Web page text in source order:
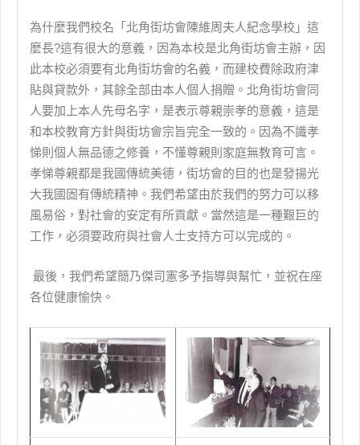
為什麼我們校名「北角街坊會陳維周夫人紀念學校」這
麼長?這有很大的意義，因為本校是北角街坊會主辦，因
此本校必須要有北角街坊會的名義，而建校費除政府津
貼與貸款外，其餘全部由本人個人捐贈。北角街坊會同
人要加上本人先母名字，是表示尊親崇孝的意義，這是
和本校教育方針與街坊會宗旨完全一致的。因為不識孝
悌則個人無品德之修養，不懂尊親則家庭無教育可言。
孝悌尊親都是我國傳統美德，街坊會的目的也是發揚光
大我國固有傳統精神。我們希望由於我們的努力可以移
風易俗，對社會的安定有所貢獻。當然這是一種艱巨的
工作，必須要政府與社會人士支持方可以完成的。
最後，我們希望簡乃傑司憲多予指導與幫忙，並祝在座
各位健康愉快。